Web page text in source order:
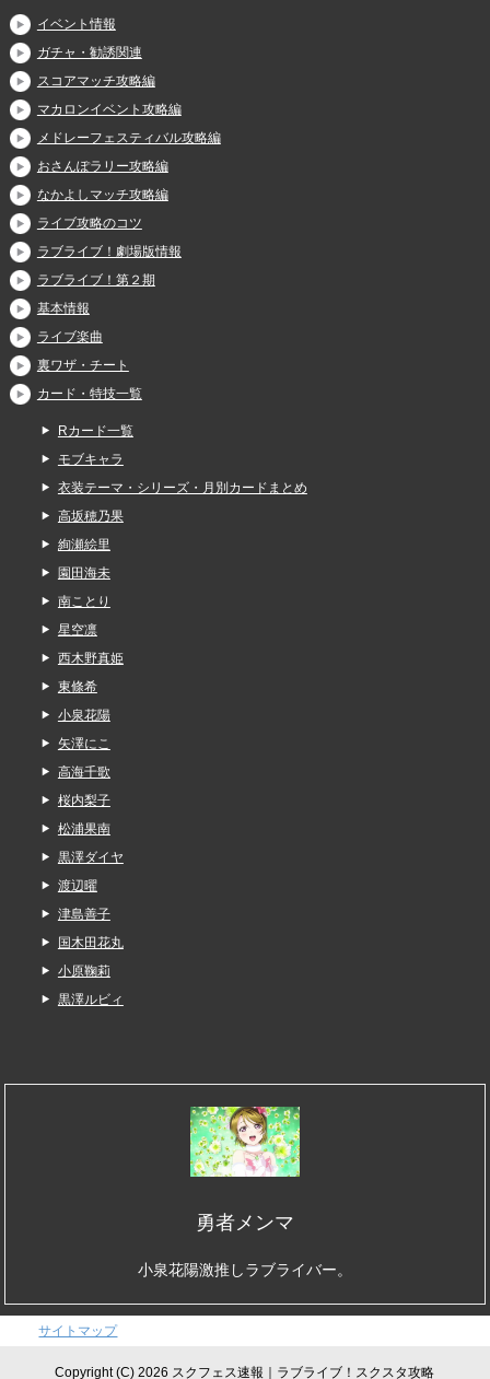
イベント情報
ガチャ・勧誘関連
スコアマッチ攻略編
マカロンイベント攻略編
メドレーフェスティバル攻略編
おさんぽラリー攻略編
なかよしマッチ攻略編
ライブ攻略のコツ
ラブライブ！劇場版情報
ラブライブ！第２期
基本情報
ライブ楽曲
裏ワザ・チート
カード・特技一覧
Rカード一覧
モブキャラ
衣装テーマ・シリーズ・月別カードまとめ
高坂穂乃果
絢瀬絵里
園田海未
南ことり
星空凛
西木野真姫
東條希
小泉花陽
矢澤にこ
高海千歌
桜内梨子
松浦果南
黒澤ダイヤ
渡辺曜
津島善子
国木田花丸
小原鞠莉
黒澤ルビィ
勇者メンマ
小泉花陽激推しラブライバー。
サイトマップ
Copyright (C) 2026 スクフェス速報｜ラブライブ！スクスタ攻略